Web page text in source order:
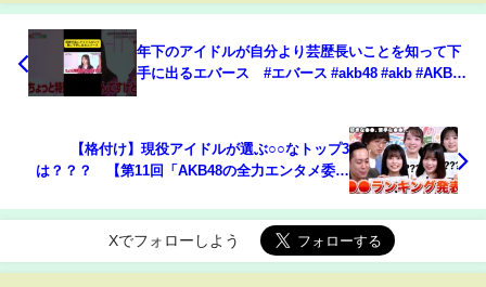
年下のアイドルが自分より芸歴長いことを知って下
手に出るエバース #エバース #akb48 #akb #AKBの
【格付け】現役アイドルが選ぶ○○なトップ3
は？？？ 【第11回「AKB48の全力エンタメ委員
Xでフォローしよう